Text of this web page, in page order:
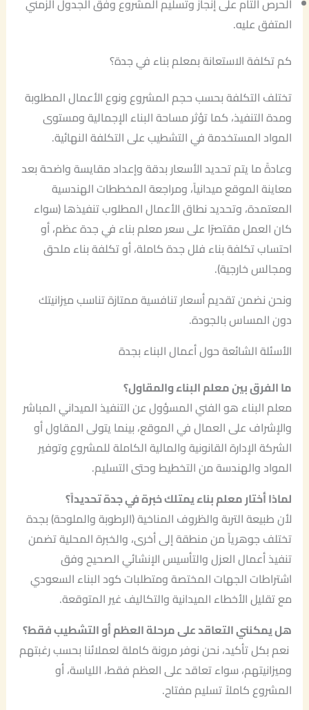
الحرص التام على إنجاز وتسليم المشروع وفق الجدول الزمني
المتفق عليه.
كم تكلفة الاستعانة بمعلم بناء في جدة؟
تختلف التكلفة بحسب حجم المشروع ونوع الأعمال المطلوبة
ومدة التنفيذ، كما تؤثر مساحة البناء الإجمالية ومستوى
المواد المستخدمة في التشطيب على التكلفة النهائية.
وعادةً ما يتم تحديد الأسعار بدقة وإعداد مقايسة واضحة بعد
معاينة الموقع ميدانياً، ومراجعة المخططات الهندسية
المعتمدة، وتحديد نطاق الأعمال المطلوب تنفيذها (سواء
كان العمل مقتصرًا على سعر معلم بناء في جدة عظم، أو
احتساب تكلفة بناء فلل جدة كاملة، أو تكلفة بناء ملحق
ومجالس خارجية).
ونحن نضمن تقديم أسعار تنافسية ممتازة تناسب ميزانيتك
دون المساس بالجودة.
الأسئلة الشائعة حول أعمال البناء بجدة
ما الفرق بين معلم البناء والمقاول؟
معلم البناء هو الفني المسؤول عن التنفيذ الميداني المباشر
والإشراف على العمال في الموقع، بينما يتولى المقاول أو
الشركة الإدارة القانونية والمالية الكاملة للمشروع وتوفير
المواد والهندسة من التخطيط وحتى التسليم.
لماذا أختار معلم بناء يمتلك خبرة في جدة تحديداً؟
لأن طبيعة التربة والظروف المناخية (الرطوبة والملوحة) بجدة
تختلف جوهرياً من منطقة إلى أخرى، والخبرة المحلية تضمن
تنفيذ أعمال العزل والتأسيس الإنشائي الصحيح وفق
اشتراطات الجهات المختصة ومتطلبات كود البناء السعودي
مع تقليل الأخطاء الميدانية والتكاليف غير المتوقعة.
هل يمكنني التعاقد على مرحلة العظم أو التشطيب فقط؟
نعم بكل تأكيد، نحن نوفر مرونة كاملة لعملائنا بحسب رغبتهم
وميزانيتهم، سواء تعاقد على العظم فقط، اللياسة، أو
المشروع كاملاً تسليم مفتاح.